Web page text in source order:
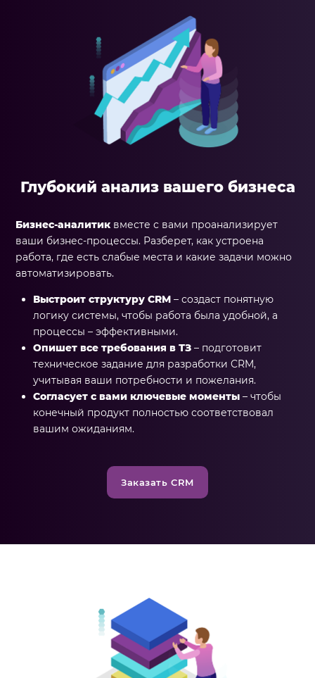
Глубокий анализ вашего бизнеса
Бизнес-аналитиквместе с вами проанализирует
ваши бизнес-процессы. Разберет, как устроена
работа, где есть слабые места и какие задачи можно
автоматизировать.
Выстроит структуру CRM – создаст понятную
логику системы, чтобы работа была удобной, а
процессы – эффективными.
Опишет все требования в ТЗ – подготовит
техническое задание для разработки CRM,
учитывая ваши потребности и пожелания.
Согласует с вами ключевые моменты – чтобы
конечный продукт полностью соответствовал
вашим ожиданиям.
Заказать CRM